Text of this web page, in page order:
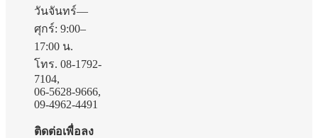
วันจันทร์—
ศุกร์: 9:00–
17:00 น.
โทร. 08-1792-
7104,
06-5628-9666,
09-4962-4491
ติดต่อเพื่อลง